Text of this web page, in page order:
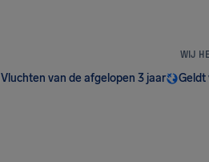
WIJ
Vluchten van de afgelopen 3 jaar Geldt